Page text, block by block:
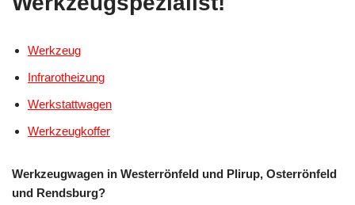
Werkzeug
Infrarotheizung
Werkstattwagen
Werkzeugkoffer
Werkzeugwagen in Westerrönfeld und Plirup, Osterrönfeld
und Rendsburg?